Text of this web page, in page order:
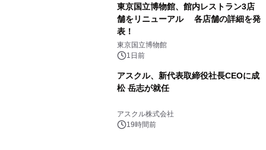
東京国立博物館、館内レストラン3店
舗をリニューアル 各店舗の詳細を発
表！
東京国立博物館
1日前
アスクル、新代表取締役社長CEOに成
松 岳志が就任
アスクル株式会社
19時間前